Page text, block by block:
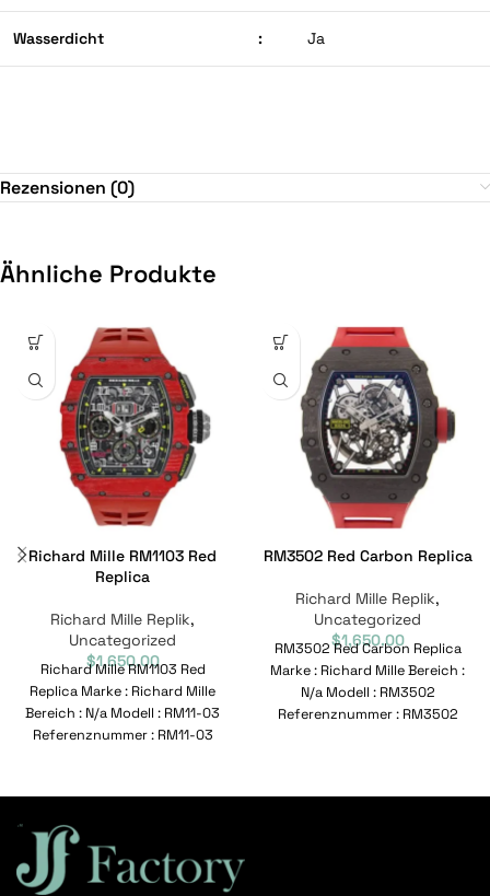
Wasserdicht : Ja
Rezensionen (0)
Ähnliche Produkte
Richard Mille RM1103 Red
Replica
Richard Mille Replik,
Uncategorized
$1,650.00
Richard Mille RM1103 Red
Replica Marke : Richard Mille
Bereich : N/a Modell : RM11-03
Referenznummer : RM11-03
RM3502 Red Carbon Replica
Richard Mille Replik,
Uncategorized
$1,650.00
RM3502 Red Carbon Replica
Marke : Richard Mille Bereich :
N/a Modell : RM3502
Referenznummer : RM3502